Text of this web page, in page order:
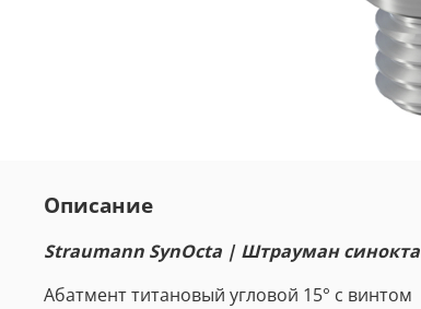
Описание
Straumann SynOcta | Штрауман синокта
Абатмент титановый угловой 15° с винтом